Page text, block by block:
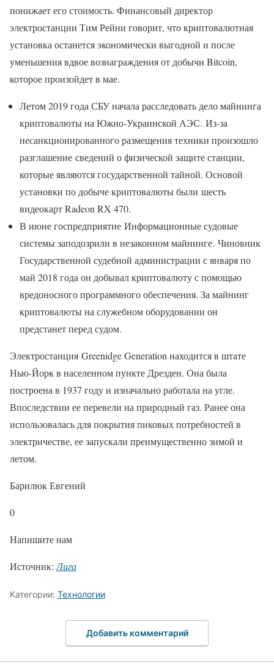
понижает его стоимость. Финансовый директор
электростанции Тим Рейни говорит, что криптовалютная
установка останется экономически выгодной и после
уменьшения вдвое вознаграждения от добычи Bitcoin,
которое произойдет в мае.
Летом 2019 года СБУ начала расследовать дело майнинга
криптовалюты на Южно-Украинской АЭС. Из-за
несанкционированного размещения техники произошло
разглашение сведений о физической защите станции,
которые являются государственной тайной. Основой
установки по добыче криптовалюты были шесть
видеокарт Radeon RX 470.
В июне госпредприятие Информационные судовые
системы заподозрили в незаконном майнинге. Чиновник
Государственной судебной администрации с января по
май 2018 года он добывал криптовалюту с помощью
вредоносного программного обеспечения. За майнинг
криптовалюты на служебном оборудовании он
предстанет перед судом.
Электростанция Greenidge Generation находится в штате
Нью-Йорк в населенном пункте Дрезден. Она была
построена в 1937 году и изначально работала на угле.
Впоследствии ее перевели на природный газ. Ранее она
использовалась для покрытия пиковых потребностей в
электричестве, ее запускали преимущественно зимой и
летом.
Барилюк Евгений
0
Напишите нам
Источник:Лига
Категории: Технологии
Добавить комментарий